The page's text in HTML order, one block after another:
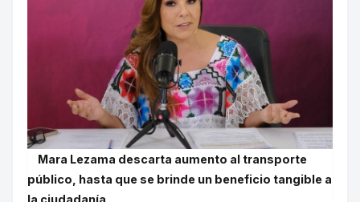
Mara Lezama descarta aumento al transporte
público, hasta que se brinde un beneficio tangible a
la ciudadanía